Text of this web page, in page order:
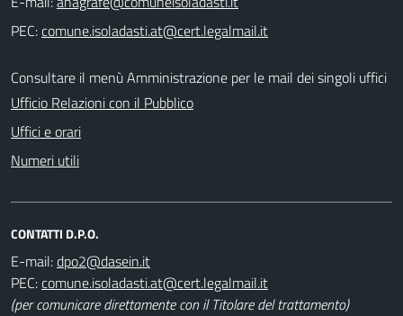
PEC:
Consultare il menù Amministrazione per le mail dei singoli uffici
Ufficio Relazioni con il Pubblico
Uffici e orari
Numeri utili
CONTATTI D.P.O.
E-mail:
PEC:
(per comunicare direttamente con il Titolare del trattamento)